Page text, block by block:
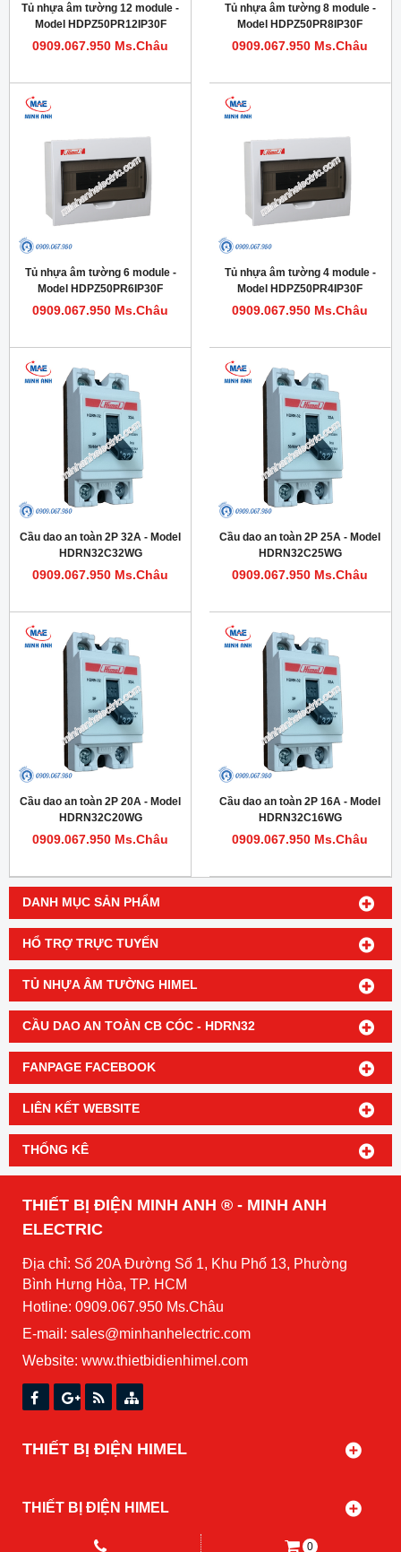
DANH MỤC SẢN PHẨM
HỔ TRỢ TRỰC TUYẾN
TỦ NHỰA ÂM TƯỜNG HIMEL
CẦU DAO AN TOÀN CB CÓC - HDRN32
FANPAGE FACEBOOK
LIÊN KẾT WEBSITE
THỐNG KÊ
Tủ nhựa âm tường 12 module -
Model HDPZ50PR12IP30F
0909.067.950 Ms.Châu
Tủ nhựa âm tường 8 module -
Model HDPZ50PR8IP30F
0909.067.950 Ms.Châu
Tủ nhựa âm tường 6 module -
Model HDPZ50PR6IP30F
0909.067.950 Ms.Châu
Tủ nhựa âm tường 4 module -
Model HDPZ50PR4IP30F
0909.067.950 Ms.Châu
Cầu dao an toàn 2P 32A - Model
HDRN32C32WG
0909.067.950 Ms.Châu
Cầu dao an toàn 2P 25A - Model
HDRN32C25WG
0909.067.950 Ms.Châu
Cầu dao an toàn 2P 20A - Model
HDRN32C20WG
0909.067.950 Ms.Châu
Cầu dao an toàn 2P 16A - Model
HDRN32C16WG
0909.067.950 Ms.Châu
THIẾT BỊ ĐIỆN MINH ANH ® - MINH ANH
ELECTRIC
Địa chỉ: Số 20A Đường Số 1, Khu Phố 13, Phường
Bình Hưng Hòa, TP. HCM
Hotline: 0909.067.950 Ms.Châu
E-mail: sales@minhanhelectric.com
Website: www.thietbidienhimel.com
THIẾT BỊ ĐIỆN HIMEL
THIẾT BỊ ĐIỆN HIMEL
0